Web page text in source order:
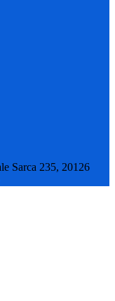
Sarca 235, 20126